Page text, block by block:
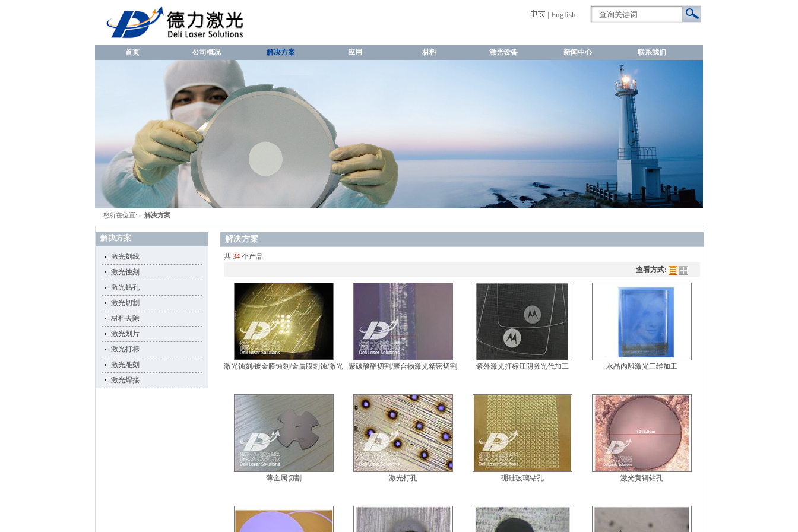
| English
首页 公司概况 解决方案 应用 材料 激光设备 新闻中心 联系我们
您所在位置: » 解决方案
解决方案
激光刻线
激光蚀刻
激光钻孔
激光切割
材料去除
激光划片
激光打标
激光雕刻
激光焊接
解决方案
共 34 个产品
查看方式:
激光蚀刻/镀金膜蚀刻/金属膜刻蚀/激光
聚碳酸酯切割/聚合物激光精密切割 紫外激光打标江阴激光代加工 水晶内雕激光三维加工
薄金属切割 激光打孔 硼硅玻璃钻孔 激光黄铜钻孔